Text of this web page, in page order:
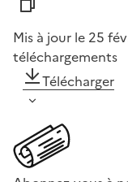
Mis à jour le 25
téléchargements
Télécharger